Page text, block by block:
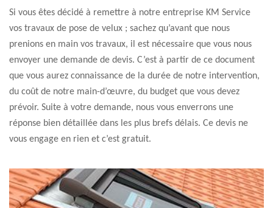
Si vous êtes décidé à remettre à notre entreprise KM Service
vos travaux de pose de velux ; sachez qu’avant que nous
prenions en main vos travaux, il est nécessaire que vous nous
envoyer une demande de devis. C’est à partir de ce document
que vous aurez connaissance de la durée de notre intervention,
du coût de notre main-d’œuvre, du budget que vous devez
prévoir. Suite à votre demande, nous vous enverrons une
réponse bien détaillée dans les plus brefs délais. Ce devis ne
vous engage en rien et c’est gratuit.